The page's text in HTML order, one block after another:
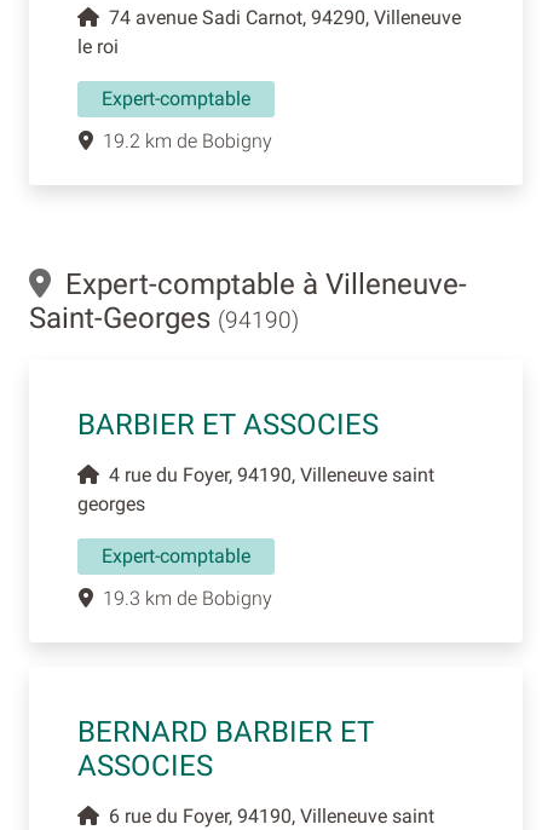
74 avenue Sadi Carnot, 94290, Villeneuve
le roi
Expert-comptable
19.2 km de Bobigny
Expert-comptable à Villeneuve-
Saint-Georges (94190)
BARBIER ET ASSOCIES
4 rue du Foyer, 94190, Villeneuve saint
georges
Expert-comptable
19.3 km de Bobigny
BERNARD BARBIER ET
ASSOCIES
6 rue du Foyer, 94190, Villeneuve saint